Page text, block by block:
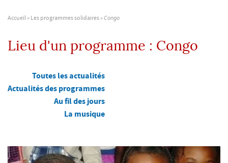
Accueil» Les programmes solidaires»Congo
Lieu d'un programme : Congo
Toutes les actualités
Actualités des programmes
Au fil des jours
La musique